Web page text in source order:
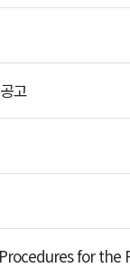
고
for